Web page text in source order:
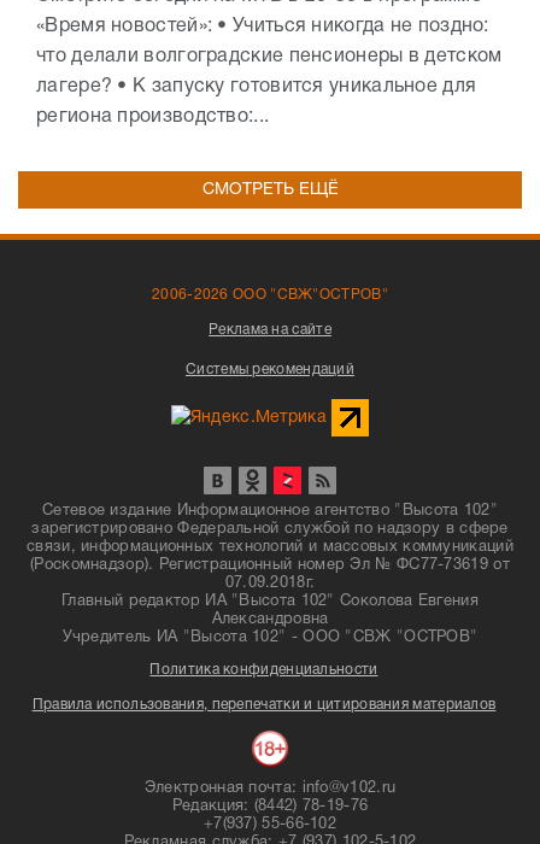
«Время новостей»: • Учиться никогда не поздно:
что делали волгоградские пенсионеры в детском
лагере? • К запуску готовится уникальное для
региона производство:...
СМОТРЕТЬ ЕЩЁ
2006-2026 ООО "СВЖ"ОСТРОВ"
Реклама на сайте
Системы рекомендаций
Сетевое издание Информационное агентство "Высота 102"
зарегистрировано Федеральной службой по надзору в сфере
связи, информационных технологий и массовых коммуникаций
(Роскомнадзор). Регистрационный номер Эл № ФС77-73619 от
07.09.2018г.
Главный редактор ИА "Высота 102" Соколова Евгения
Александровна
Учредитель ИА "Высота 102" - ООО "СВЖ "ОСТРОВ"
Политика конфиденциальности
Правила использования, перепечатки и цитирования материалов
Электронная почта: info@v102.ru
Редакция: (8442) 78-19-76
+7(937) 55-66-102